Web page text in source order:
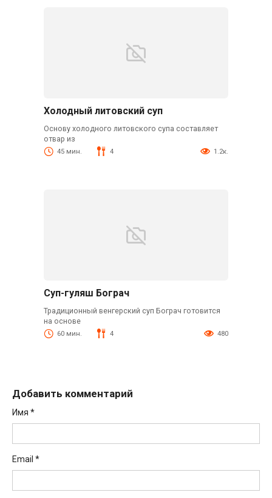
Холодный литовский суп
Основу холодного литовского супа составляет
отвар из
45 мин. 4 1.2к.
Суп-гуляш Бограч
Традиционный венгерский суп Бограч готовится
на основе
60 мин. 4 480
Добавить комментарий
Имя *
Email *